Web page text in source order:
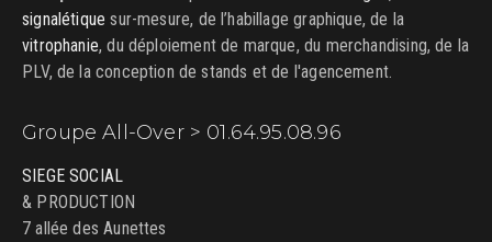
signalétique sur-mesure, de l’habillage graphique, de la
vitrophanie, du déploiement de marque, du merchandising, de la
PLV, de la conception de stands et de l'agencement.
Groupe All-Over > 01.64.95.08.96
SIEGE SOCIAL
& PRODUCTION
7 allée des Aunettes